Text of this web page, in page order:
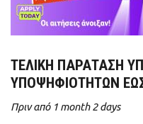
ΤΕΛΙΚΗ ΠΑΡΑΤΑΣΗ
ΥΠΟΨΗΦΙΟΤΗΤΩΝ
Πριν από 1 month 2 days